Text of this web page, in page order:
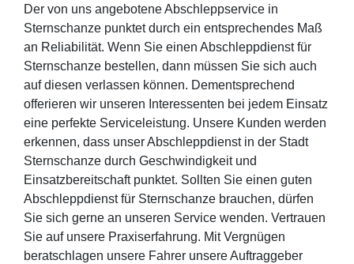
Der von uns angebotene Abschleppservice in
Sternschanze punktet durch ein entsprechendes Maß
an Reliabilität. Wenn Sie einen Abschleppdienst für
Sternschanze bestellen, dann müssen Sie sich auch
auf diesen verlassen können. Dementsprechend
offerieren wir unseren Interessenten bei jedem Einsatz
eine perfekte Serviceleistung. Unsere Kunden werden
erkennen, dass unser Abschleppdienst in der Stadt
Sternschanze durch Geschwindigkeit und
Einsatzbereitschaft punktet. Sollten Sie einen guten
Abschleppdienst für Sternschanze brauchen, dürfen
Sie sich gerne an unseren Service wenden. Vertrauen
Sie auf unsere Praxiserfahrung. Mit Vergnügen
beratschlagen unsere Fahrer unsere Auftraggeber